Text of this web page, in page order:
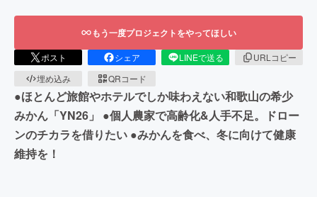
もう一度プロジェクトをやってほしい
ポスト シェア LINEで送る
URLコピー
埋め込み
QRコード
●ほとんど旅館やホテルでしか味わえない和歌山の希少
みかん「YN26」 ●個人農家で高齢化&人手不足。ドロー
ンのチカラを借りたい ●みかんを食べ、冬に向けて健康
維持を！